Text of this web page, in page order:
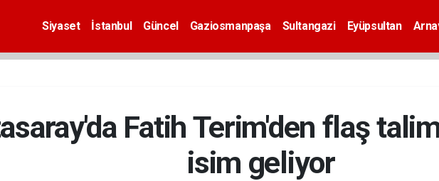
Siyaset İstanbul Güncel Gaziosmanpaşa Sultangazi Eyüpsultan
Fatih Terim'den flaş
isim geliyor